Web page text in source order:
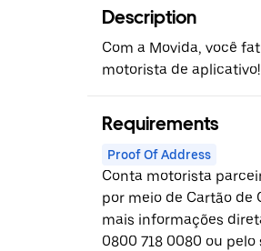
Description
Com a Movida, você
motorista de aplicativo!
Requirements
Proof Of Address
Conta motorista
por meio de Cartão
mais informações
0800 718 0080 ou pelo